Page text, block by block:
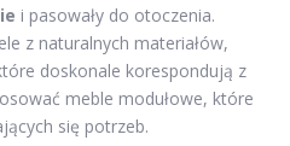
i pasowały do otoczenia.
z naturalnych materiałów,
doskonale korespondują z
meble modułowe, które
się potrzeb.